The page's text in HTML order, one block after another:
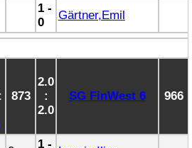
1 -
0
Gärtner,Emil
873
2.0
:
2.0
SG FinWest 6 966
1 -